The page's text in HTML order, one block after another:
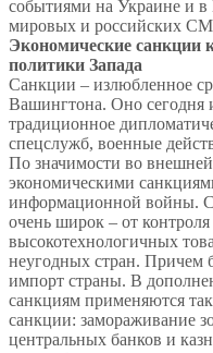
событиями на Украине и
мировых и российских
Экономические санкции
политики Запада
Санкции – излюбленное
Вашингтона. Оно сегодня
традиционное
спецслужб, военные
По значимости во
экономическими
информационной войны.
очень широк – от
высокотехнологичных
неугодных стран. Причем
импорт страны. В
санкциям применяются
санкции: замораживание
центральных банков и